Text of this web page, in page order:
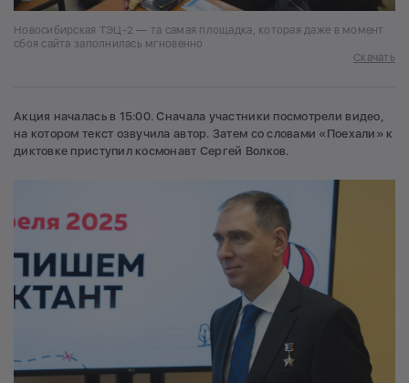
Новосибирская ТЭЦ-2 — та самая площадка, которая даже в момент
сбоя сайта заполнилась мгновенно
Скачать
Акция началась в 15:00. Сначала участники посмотрели видео,
на котором текст озвучила автор. Затем со словами «Поехали» к
диктовке приступил космонавт Сергей Волков.